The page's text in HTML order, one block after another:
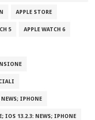
APPLE STORE
5 APPLE WATCH 6
IPHONE
IOS 13.2.3: NEWS; IPHONE